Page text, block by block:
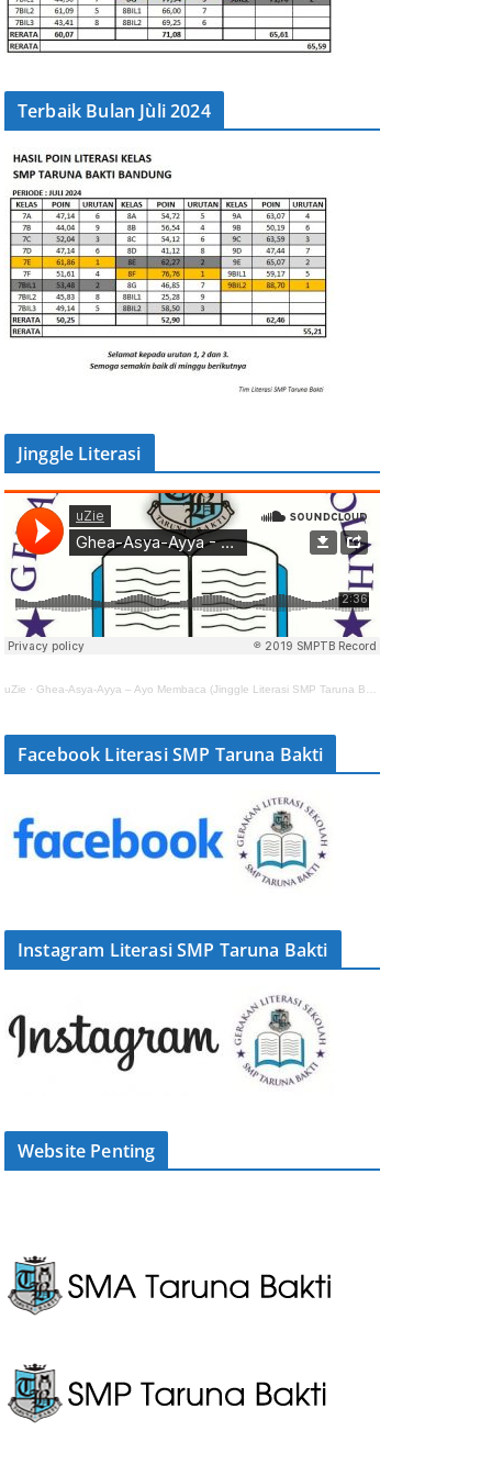
Terbaik Bulan Jùli 2024
Jinggle Literasi
uZie · Ghea-Asya-Ayya – Ayo Membaca (Jinggle Literasi SMP Taruna Bakti)
Facebook Literasi SMP Taruna Bakti
Instagram Literasi SMP Taruna Bakti
Website Penting